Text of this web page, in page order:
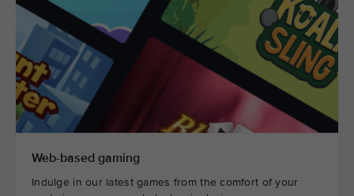
Web-based gaming
Indulge in our latest games from the comfort of your